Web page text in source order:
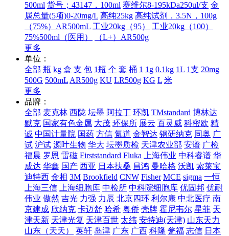
500ml 货号；43147，100ml 赛维尔8-195kDa250ul/支 金
属总量(5项)0-20mg/L 高纯25kg 高纯试剂，3.5N，100g
（75%）AR500mL 工业20kg（95）
工业20kg（100）
75%500ml（医用）
（L+）AR500g
更多
单位：
全部 瓶 kg 盒 支 包 1瓶 个 套 桶 1 1g 0.1kg 1L 1支 20mg
500G 500mL AR500g KU LR500g KG L 米
更多
品牌：
全部 麦克林 西陇 坛墨 阿拉丁 环凯 TMstandard 博林达
默克 国家有色金属 大茂 环保所 展云 百灵威 科密欧 精
诚 中国计量院 国药 方信 氪道 金智达 钢研纳克 同奥 广
试 沪试 源叶生物 华大 坛墨质检 天津农业部 安谱 广检
福晨 罗恩 雷磁 Firststandard Fluka 上海伟业 中科睿谱 华
成达 华鑫 国产 西亚 日本扶桑 昌鸿 曼哈格 沃凯 索莱宝
迪特西 金相 3M Brookfield CNW Fisher MCE sigma 一恒
上海三信
上海细胞库 中检所 中科院细胞库 优固邦 优耐
伟业 傲然 吉光 力强 力辰 北京四环 利尔康 中北医疗 南
京建成 欣纳克 卡迈舒 哈希 粤侨 壳牌 霍尼韦尔 星菲 天
津天新 天津光复 天津百世 太纬 安特迪(天津) 山东天力
山东（天天）
英轩 岛津 广东 广西 科隆 瓮福 志信 日本